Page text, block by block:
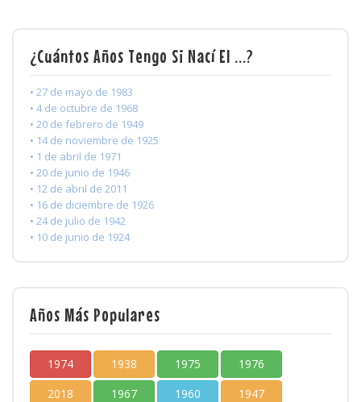
¿Cuántos Años Tengo Si Nací El ...?
• 27 de mayo de 1983
• 4 de octubre de 1968
• 20 de febrero de 1949
• 14 de noviembre de 1925
• 1 de abril de 1971
• 20 de junio de 1946
• 12 de abril de 2011
• 16 de diciembre de 1926
• 24 de julio de 1942
• 10 de junio de 1924
Años Más Populares
1974 1938 1975
1976
2018
1967 1960
1947